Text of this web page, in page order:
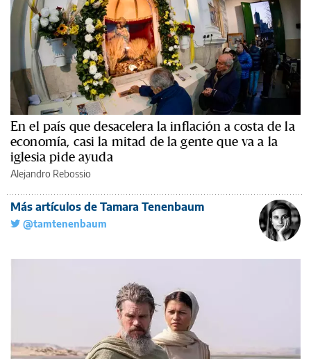
En el país que desacelera la inflación a costa de la
economía, casi la mitad de la gente que va a la
iglesia pide ayuda
Alejandro Rebossio
Más artículos de Tamara Tenenbaum
@tamtenenbaum